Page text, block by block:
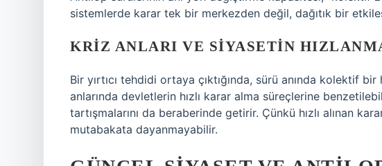
sistemlerde karar tek bir merkezden değil, dağıtık bir
KRIZ ANLARI VE SIYASETIN
Bir yırtıcı tehdidi ortaya çıktığında, sürü anında kolektif
anlarında devletlerin hızlı karar alma süreçlerine
tartışmalarını da beraberinde getirir. Çünkü hızlı alınan
mutabakata dayanmayabilir.